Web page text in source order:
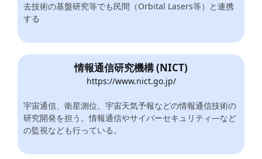
去技術の基盤研究等でも民間（Orbital Lasers等）と連携
する
情報通信研究機構 (NICT)
https://www.nict.go.jp/
宇宙通信、衛星測位、宇宙天気予報などの情報通信技術の
研究開発を担う。情報通信やサイバーセキュリティ―など
の監視なども行っている。